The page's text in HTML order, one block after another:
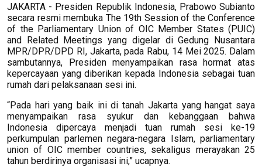
JAKARTA - Presiden Republik Indonesia, Prabowo Subianto
secara resmi membuka The 19th Session of the Conference
of the Parliamentary Union of OIC Member States (PUIC)
and Related Meetings yang digelar di Gedung Nusantara
MPR/DPR/DPD RI, Jakarta, pada Rabu, 14 Mei 2025. Dalam
sambutannya, Presiden menyampaikan rasa hormat atas
kepercayaan yang diberikan kepada Indonesia sebagai tuan
rumah dari pelaksanaan sesi ini.
“Pada hari yang baik ini di tanah Jakarta yang hangat saya
menyampaikan rasa syukur dan kebanggaan bahwa
Indonesia dipercaya menjadi tuan rumah sesi ke-19
perkumpulan parlemen negara-negara Islam, parliamentary
union of OIC member countries, sekaligus merayakan 25
tahun berdirinya organisasi ini,” ucapnya.